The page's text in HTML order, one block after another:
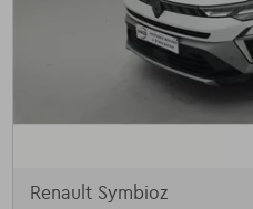
Renault Symbioz